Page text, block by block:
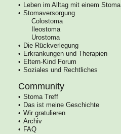
Leben im Alltag mit einem Stoma
Stomaversorgung
Colostoma
Ileostoma
Urostoma
Die Rückverlegung
Erkrankungen und Therapien
Eltern-Kind Forum
Soziales und Rechtliches
Community
Stoma Treff
Das ist meine Geschichte
Wir gratulieren
Archiv
FAQ